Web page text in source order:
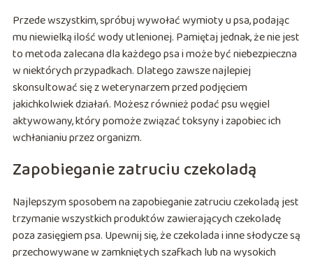
Przede wszystkim, spróbuj wywołać wymioty u psa, podając
mu niewielką ilość wody utlenionej. Pamiętaj jednak, że nie jest
to metoda zalecana dla każdego psa i może być niebezpieczna
w niektórych przypadkach. Dlatego zawsze najlepiej
skonsultować się z weterynarzem przed podjęciem
jakichkolwiek działań. Możesz również podać psu węgiel
aktywowany, który pomoże związać toksyny i zapobiec ich
wchłanianiu przez organizm.
Zapobieganie zatruciu czekoladą
Najlepszym sposobem na zapobieganie zatruciu czekoladą jest
trzymanie wszystkich produktów zawierających czekoladę
poza zasięgiem psa. Upewnij się, że czekolada i inne słodycze są
przechowywane w zamkniętych szafkach lub na wysokich